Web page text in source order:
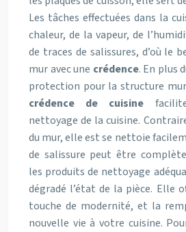
Les tâches effectuées dans la
chaleur, de la vapeur, de
de traces de salissures, d’où le
mur avec une crédence. En plus
protection pour la structure
crédence de cuisine
nettoyage de la cuisine.
du mur, elle est se nettoie
de salissure peut être
les produits de nettoyage
dégradé l’état de la pièce. Elle
touche de modernité, et la
nouvelle vie à votre cuisine.